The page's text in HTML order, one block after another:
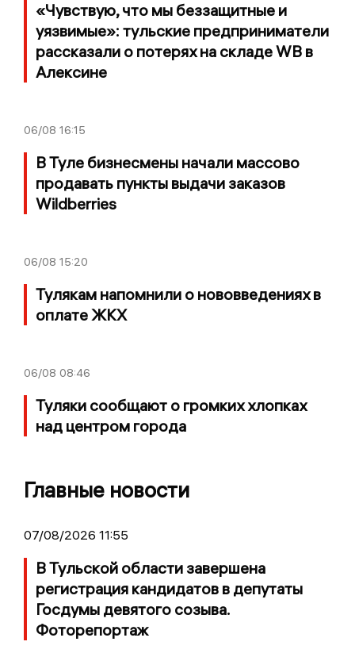
«Чувствую, что мы беззащитные и
уязвимые»: тульские предприниматели
рассказали о потерях на складе WB в
Алексине
06/08 16:15
В Туле бизнесмены начали массово
продавать пункты выдачи заказов
Wildberries
06/08 15:20
Тулякам напомнили о нововведениях в
оплате ЖКХ
06/08 08:46
Туляки сообщают о громких хлопках
над центром города
Главные новости
07/08/2026 11:55
В Тульской области завершена
регистрация кандидатов в депутаты
Госдумы девятого созыва.
Фоторепортаж